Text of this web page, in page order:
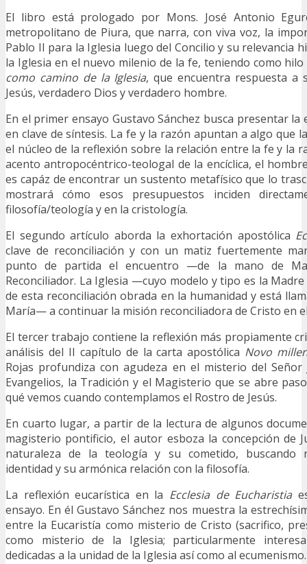
El libro está prologado por Mons. José Antonio
metropolitano de Piura, que narra, con viva voz, la
Pablo II para la Iglesia luego del Concilio y su relevancia
la Iglesia en el nuevo milenio de la fe, teniendo como
como camino de la Iglesia, que encuentra respuesta a
Jesús, verdadero Dios y verdadero hombre.
En el primer ensayo Gustavo Sánchez busca presentar la
en clave de síntesis. La fe y la razón apuntan a algo que
el núcleo de la reflexión sobre la relación entre la fe y la
acento antropocéntrico-teologal de la encíclica, el
es capáz de encontrar un sustento metafísico que lo
mostrará cómo esos presupuestos inciden
filosofía/teología y en la cristología.
El segundo artículo aborda la exhortación apostólica
clave de reconciliación y con un matiz fuertemente
punto de partida el encuentro —de la mano de
Reconciliador. La Iglesia —cuyo modelo y tipo es la
de esta reconciliación obrada en la humanidad y está
María— a continuar la misión reconciliadora de Cristo en
El tercer trabajo contiene la reflexión más propiamente
análisis del II capítulo de la carta apostólica Novo
Rojas profundiza con agudeza en el misterio del
Evangelios, la Tradición y el Magisterio que se abre
qué vemos cuando contemplamos el Rostro de Jesús.
En cuarto lugar, a partir de la lectura de algunos
magisterio pontificio, el autor esboza la concepción de
naturaleza de la teología y su cometido, buscando
identidad y su armónica relación con la filosofía.
La reflexión eucarística en la Ecclesia de Eucharistia
ensayo. En él Gustavo Sánchez nos muestra la
entre la Eucaristía como misterio de Cristo (sacrifico,
como misterio de la Iglesia; particularmente
dedicadas a la unidad de la Iglesia así como al ecumenismo.